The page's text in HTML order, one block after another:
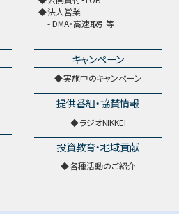
法人営業
DMA・高速取引等
キャンペーン
実施中のキャンペーン
提供番組・協賛情報
ラジオNIKKEI
投資教育・地域貢献
各種活動のご紹介